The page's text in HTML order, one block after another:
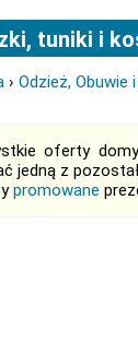
tuniki i
› Odzież, Obuwie
oferty
jedną z
promowane